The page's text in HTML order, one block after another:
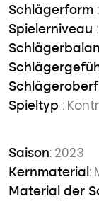
Schlägerform
Spielerniveau
Spieltyp :
Saison: 2023
Kernmaterial :
Material der